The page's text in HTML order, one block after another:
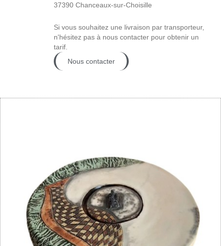
37390 Chanceaux-sur-Choisille
Si vous souhaitez une livraison par transporteur,
n'hésitez pas à nous contacter pour obtenir un
tarif.
Nous contacter